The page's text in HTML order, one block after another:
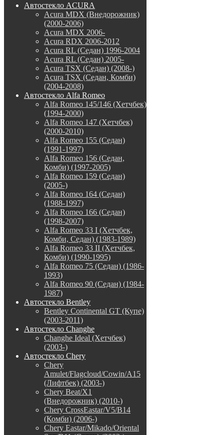
Автостекло ACURA
Acura MDX (Внедорожник)
(2000-2006)
Acura MDX 2006-
Acura RDX 2006-2012
Acura RL (Седан) 1996-2004
Acura RL (Седан) 2005-
Acura TSX (Седан) (2008-)
Acura TSX (Седан, Комби)
(2004-2008)
Автостекло Alfa Romeo
Alfa Romeo 145/146 (Хетчбек)
(1994-2000)
Alfa Romeo 147 (Хетчбек)
(2000-2010)
Alfa Romeo 155 (Седан)
(1991-1997)
Alfa Romeo 156 (Седан,
Комби) (1997-2005)
Alfa Romeo 159 (Седан)
(2005-)
Alfa Romeo 164 (Седан)
(1988-1997)
Alfa Romeo 166 (Седан)
(1998-2007)
Alfa Romeo 33 I (Хетчбек,
Комби, Седан) (1983-1989)
Alfa Romeo 33 II (Хетчбек,
Комби) (1990-1995)
Alfa Romeo 75 (Седан) (1986-
1993)
Alfa Romeo 90 (Седан) (1984-
1987)
Автостекло Bentley
Bentley Continental GT (Купе)
(2003-2011)
Автостекло Changhe
Changhe Ideal (Хетчбек)
(2003-)
Автостекло Chery
Chery
Amulet/Flagcloud/Cowin/A15
(Лифтбек) (2003-)
Chery Beat/X1
(Внедорожник) (2010-)
Chery CrossEastar/V5/B14
(Комби) (2006-)
Chery Eastar/Mikado/Oriental